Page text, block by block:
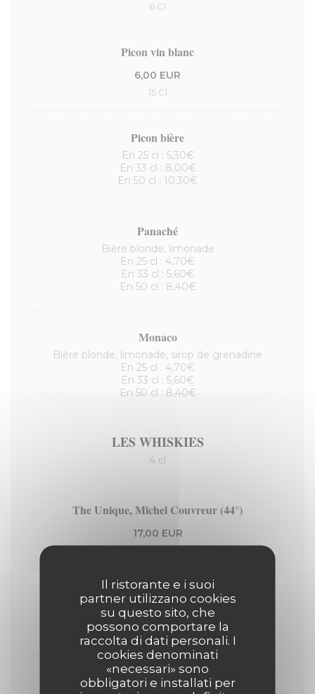
Il ristorante e i suoi
partner utilizzano cookies
su questo sito, che
possono comportare la
raccolta di dati personali. I
cookies denominati
«necessari» sono
obbligatori e installati per
6 Cl
Picon vin blanc
6,00 EUR
15 Cl
Picon bière
En 25 cl : 5,30€
En 33 cl : 8,00€
En 50 cl : 10,30€
Panaché
Bière blonde, limonade
En 25 cl : 4,70€
En 33 cl : 5,60€
En 50 cl : 8,40€
Monaco
Bière blonde, limonade, sirop de grenadine
En 25 cl : 4,70€
En 33 cl : 5,60€
En 50 cl : 8,40€
LES WHISKIES
4 cl
The Unique, Michel Couvreur (44°)
17,00 EUR
Lagavulin 16 ans, Écosse (43°)
11,00 EUR
4 Cl
Cardhu, Amber Rock, Écosse (40°)